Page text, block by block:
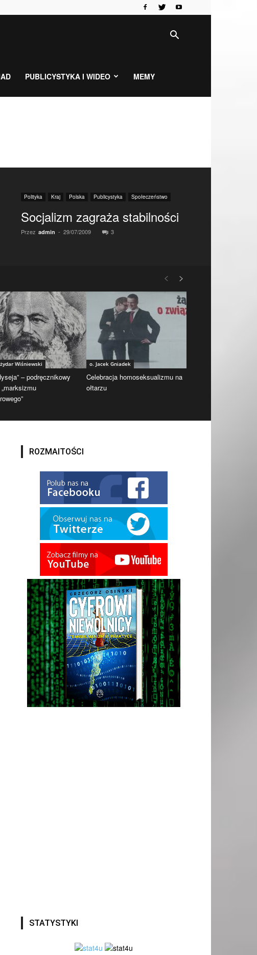
PUBLICYSTYKA I WIDEO MEMY
Polityka Kraj Polska Publicystyka Społeczeństwo
Socjalizm zagraża stabilności
Przez admin - 29/07/2009 3
Wiśniewski
– podręcznikowy
o. Jacek Gniadek
Celebracja homoseksualizmu na
ołtarzu
ROZMAITOŚCI
STATYSTYKI